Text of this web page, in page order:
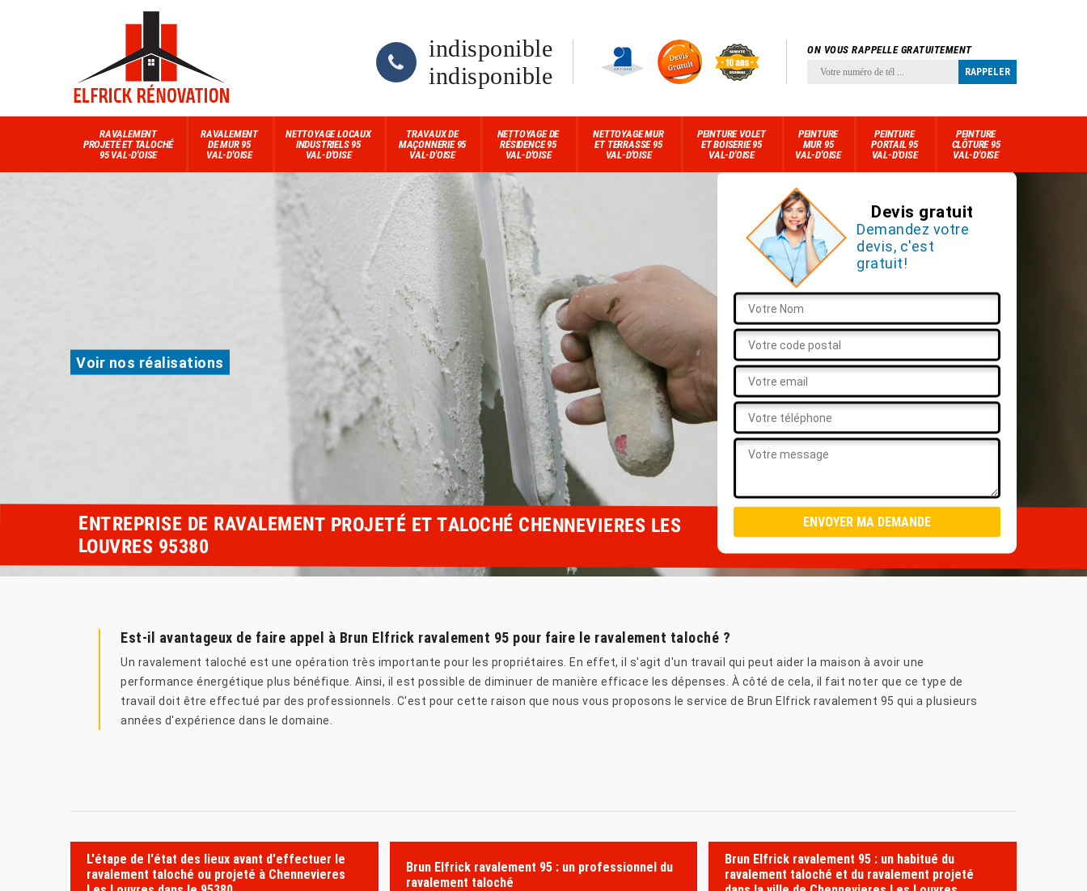
indisponible
indisponible
ON VOUS RAPPELLE GRATUITEMENT
RAVALEMENT
PROJETÉ ET TALOCHÉ
95 VAL-D'OISE
RAVALEMENT
DE MUR 95
VAL-D'OISE
NETTOYAGE LOCAUX
INDUSTRIELS 95
VAL-D'OISE
TRAVAUX DE
MAÇONNERIE 95
VAL-D'OISE
NETTOYAGE DE
RÉSIDENCE 95
VAL-D'OISE
NETTOYAGE MUR
ET TERRASSE 95
VAL-D'OISE
PEINTURE VOLET
ET BOISERIE 95
VAL-D'OISE
PEINTURE
MUR 95
VAL-D'OISE
PEINTURE
PORTAIL 95
VAL-D'OISE
PEINTURE
CLÔTURE 95
VAL-D'OISE
Voir nos réalisations
Devis gratuit
Demandez votre
devis, c'est
gratuit!
ENTREPRISE DE RAVALEMENT PROJETÉ ET TALOCHÉ CHENNEVIERES LES
LOUVRES 95380
Est-il avantageux de faire appel à Brun Elfrick ravalement 95 pour faire le ravalement taloché ?
Un ravalement taloché est une opération très importante pour les propriétaires. En effet, il s'agit d'un travail qui peut aider la maison à avoir une
performance énergétique plus bénéfique. Ainsi, il est possible de diminuer de manière efficace les dépenses. À côté de cela, il fait noter que ce type de
travail doit être effectué par des professionnels. C'est pour cette raison que nous vous proposons le service de Brun Elfrick ravalement 95 qui a plusieurs
années d'expérience dans le domaine.
L'étape de l'état des lieux avant d'effectuer le
ravalement taloché ou projeté à Chennevieres
Brun Elfrick ravalement 95 : un professionnel du
ravalement taloché
Brun Elfrick ravalement 95 : un habitué du
ravalement taloché et du ravalement projeté